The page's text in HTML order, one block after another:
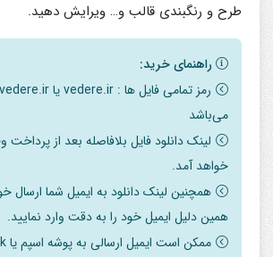
طرح و رنگبندی قالب و… ویرایش دهید.
راهنمای خرید:
می‌باشد
لینک دانلود فایل بلافاصله بعد از
خواهد آمد.
همچنین لینک دانلود به ایمیل شما ارسال
همین دلیل ایمیل خود را به دقت وارد نمایید.